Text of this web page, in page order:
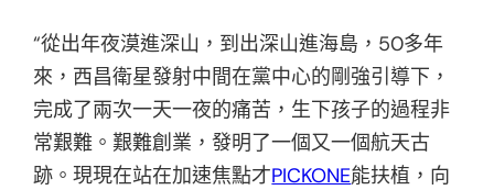
“從出年夜漠進深山，到出深山進海島，50多年
來，西昌衛星發射中間在黨中心的剛強引導下，
完成了兩次一天一夜的痛苦，生下孩子的過程非
常艱難。艱難創業，發明了一個又一個航天古
跡。現現在站在加速焦點才PICKONE能扶植，向